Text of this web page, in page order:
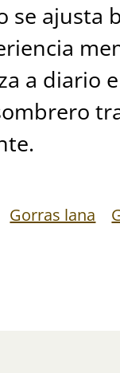
se ajusta
a diario
Gorras lana